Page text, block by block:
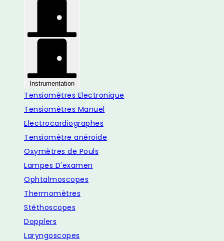
Instrumentation
Tensiomètres Electronique
Tensiomètres Manuel
Electrocardiographes
Tensiomètre anéroide
Oxymètres de Pouls
Lampes D'examen
Ophtalmoscopes
Thermomètres
Stéthoscopes
Dopplers
Laryngoscopes